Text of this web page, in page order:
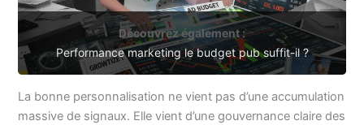
Découvrez également :
Performance marketing le budget pub suffit-il ?
La bonne personnalisation ne vient pas d’une accumulation
massive de signaux. Elle vient d’une gouvernance claire des